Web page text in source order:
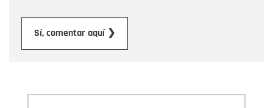
Sí, comentar aquí ❯